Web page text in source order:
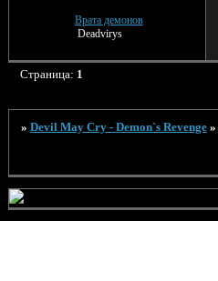
Врата демонов
Deadvirys
Страница: 1
» Devil May Cry - Demon`s Revenge »